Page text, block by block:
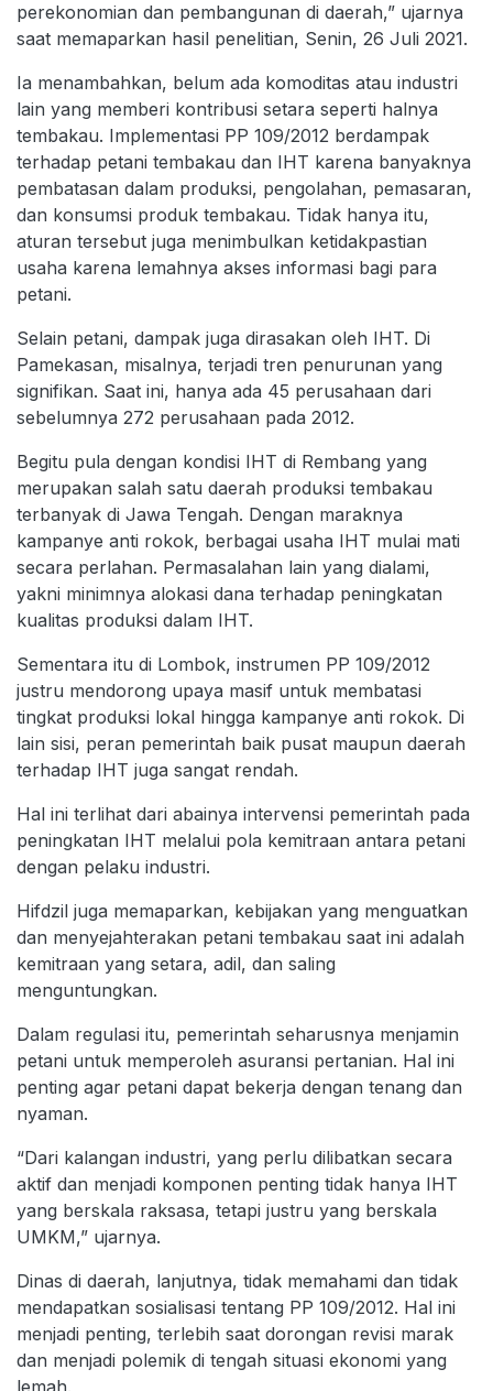
perekonomian dan pembangunan di daerah,” ujarnya
saat memaparkan hasil penelitian, Senin, 26 Juli 2021.
Ia menambahkan, belum ada komoditas atau industri
lain yang memberi kontribusi setara seperti halnya
tembakau. Implementasi PP 109/2012 berdampak
terhadap petani tembakau dan IHT karena banyaknya
pembatasan dalam produksi, pengolahan, pemasaran,
dan konsumsi produk tembakau. Tidak hanya itu,
aturan tersebut juga menimbulkan ketidakpastian
usaha karena lemahnya akses informasi bagi para
petani.
Selain petani, dampak juga dirasakan oleh IHT. Di
Pamekasan, misalnya, terjadi tren penurunan yang
signifikan. Saat ini, hanya ada 45 perusahaan dari
sebelumnya 272 perusahaan pada 2012.
Begitu pula dengan kondisi IHT di Rembang yang
merupakan salah satu daerah produksi tembakau
terbanyak di Jawa Tengah. Dengan maraknya
kampanye anti rokok, berbagai usaha IHT mulai mati
secara perlahan. Permasalahan lain yang dialami,
yakni minimnya alokasi dana terhadap peningkatan
kualitas produksi dalam IHT.
Sementara itu di Lombok, instrumen PP 109/2012
justru mendorong upaya masif untuk membatasi
tingkat produksi lokal hingga kampanye anti rokok. Di
lain sisi, peran pemerintah baik pusat maupun daerah
terhadap IHT juga sangat rendah.
Hal ini terlihat dari abainya intervensi pemerintah pada
peningkatan IHT melalui pola kemitraan antara petani
dengan pelaku industri.
Hifdzil juga memaparkan, kebijakan yang menguatkan
dan menyejahterakan petani tembakau saat ini adalah
kemitraan yang setara, adil, dan saling
menguntungkan.
Dalam regulasi itu, pemerintah seharusnya menjamin
petani untuk memperoleh asuransi pertanian. Hal ini
penting agar petani dapat bekerja dengan tenang dan
nyaman.
“Dari kalangan industri, yang perlu dilibatkan secara
aktif dan menjadi komponen penting tidak hanya IHT
yang berskala raksasa, tetapi justru yang berskala
UMKM,” ujarnya.
Dinas di daerah, lanjutnya, tidak memahami dan tidak
mendapatkan sosialisasi tentang PP 109/2012. Hal ini
menjadi penting, terlebih saat dorongan revisi marak
dan menjadi polemik di tengah situasi ekonomi yang